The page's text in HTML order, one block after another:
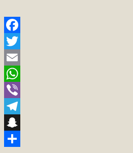
Facebook
Twitter
Email
WhatsApp
Viber
Telegram
Snapchat